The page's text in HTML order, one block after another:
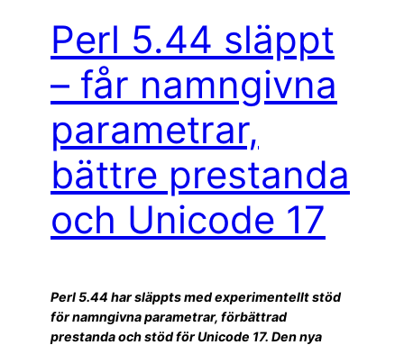
Perl 5.44 släppt
– får namngivna
parametrar,
bättre prestanda
och Unicode 17
Perl 5.44 har släppts med experimentellt stöd
för namngivna parametrar, förbättrad
prestanda och stöd för Unicode 17. Den nya